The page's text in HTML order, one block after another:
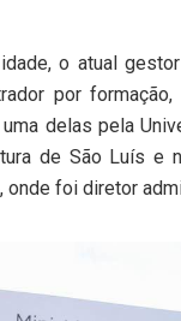
o atual
por
delas pela
de São Luís e
onde foi diretor